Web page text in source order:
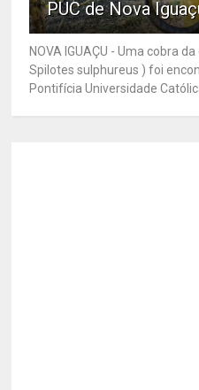
PUC de Nova
NOVA IGUAÇU - Uma cobra
Spilotes sulphureus ) foi
Pontifícia Universidade